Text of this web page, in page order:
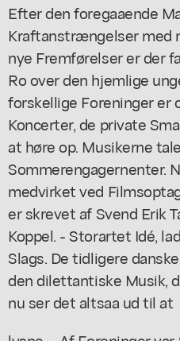
Efter den foregaaende
Kraftanstrængelser med
nye Fremførelser er der
Ro over den hjemlige
forskellige Foreninger er
Koncerter, de private
at høre op. Musikerne
Sommerengagernenter.
medvirket ved
er skrevet af Svend Erik
Koppel. - Storartet Idé,
Slags. De tidligere
den dilettantiske Musik,
nu ser det altsaa ud til at